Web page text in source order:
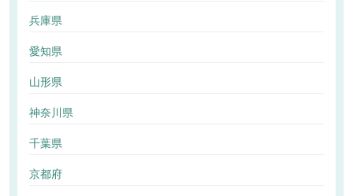
兵庫県
愛知県
山形県
神奈川県
千葉県
京都府